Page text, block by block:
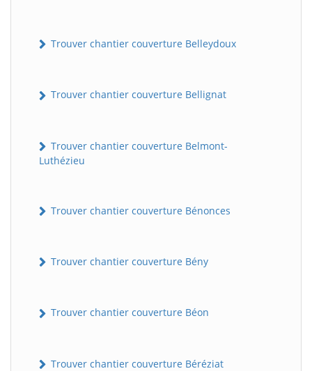
Trouver chantier couverture Belleydoux
Trouver chantier couverture Bellignat
Trouver chantier couverture Belmont-
Luthézieu
Trouver chantier couverture Bénonces
Trouver chantier couverture Bény
Trouver chantier couverture Béon
Trouver chantier couverture Béréziat